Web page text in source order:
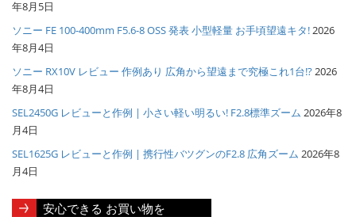
年8月5日
ソニー FE 100-400mm F5.6-8 OSS 発表 小型軽量 お手頃望遠キタ!2026
年8月4日
ソニー RX10V レビュー 作例あり 広角から望遠まで究極これ1台!?2026
年8月4日
SEL2450G レビューと作例 | 小さい軽い明るい! F2.8標準ズーム 2026年8
月4日
SEL1625G レビューと作例 | 携行性バツグンのF2.8 広角ズーム 2026年8
月4日
安心できる お買い物を